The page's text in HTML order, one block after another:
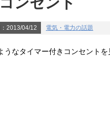
2013/04/12 電気・電力の話題
うなタイマー付きコンセントを